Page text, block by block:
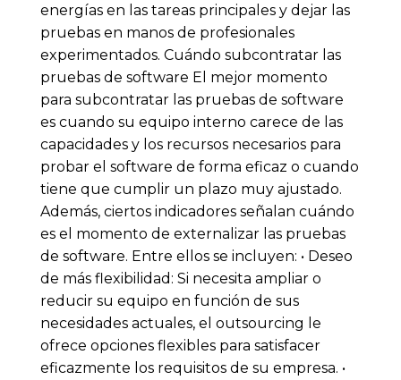
energías en las tareas principales y dejar las
pruebas en manos de profesionales
experimentados. Cuándo subcontratar las
pruebas de software El mejor momento
para subcontratar las pruebas de software
es cuando su equipo interno carece de las
capacidades y los recursos necesarios para
probar el software de forma eficaz o cuando
tiene que cumplir un plazo muy ajustado.
Además, ciertos indicadores señalan cuándo
es el momento de externalizar las pruebas
de software. Entre ellos se incluyen: • Deseo
de más flexibilidad: Si necesita ampliar o
reducir su equipo en función de sus
necesidades actuales, el outsourcing le
ofrece opciones flexibles para satisfacer
eficazmente los requisitos de su empresa. •